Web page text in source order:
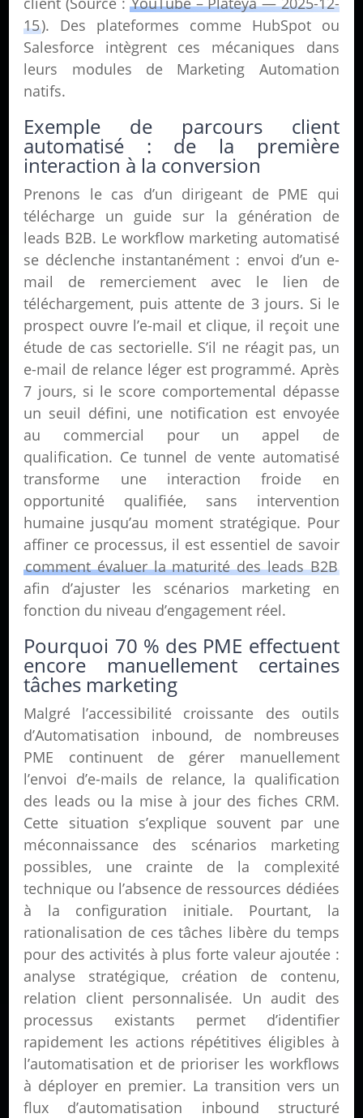
15). Des plateformes comme HubSpot ou
Salesforce intègrent ces mécaniques dans
leurs modules de Marketing Automation
natifs.
Exemple de parcours client
automatisé : de la première
interaction à la conversion
Prenons le cas d’un dirigeant de PME qui
télécharge un guide sur la génération de
leads B2B. Le workflow marketing automatisé
se déclenche instantanément : envoi d’un e-
mail de remerciement avec le lien de
téléchargement, puis attente de 3 jours. Si le
prospect ouvre l’e-mail et clique, il reçoit une
étude de cas sectorielle. S’il ne réagit pas, un
e-mail de relance léger est programmé. Après
7 jours, si le score comportemental dépasse
un seuil défini, une notification est envoyée
au commercial pour un appel de
qualification. Ce tunnel de vente automatisé
transforme une interaction froide en
opportunité qualifiée, sans intervention
humaine jusqu’au moment stratégique. Pour
affiner ce processus, il est essentiel de savoir
comment évaluer la maturité des leads B2B
afin d’ajuster les scénarios marketing en
fonction du niveau d’engagement réel.
Pourquoi 70 % des PME effectuent
encore manuellement certaines
tâches marketing
Malgré l’accessibilité croissante des outils
d’Automatisation inbound, de nombreuses
PME continuent de gérer manuellement
l’envoi d’e-mails de relance, la qualification
des leads ou la mise à jour des fiches CRM.
Cette situation s’explique souvent par une
méconnaissance des scénarios marketing
possibles, une crainte de la complexité
technique ou l’absence de ressources dédiées
à la configuration initiale. Pourtant, la
rationalisation de ces tâches libère du temps
pour des activités à plus forte valeur ajoutée :
analyse stratégique, création de contenu,
relation client personnalisée. Un audit des
processus existants permet d’identifier
rapidement les actions répétitives éligibles à
l’automatisation et de prioriser les workflows
à déployer en premier. La transition vers un
flux d’automatisation inbound structuré